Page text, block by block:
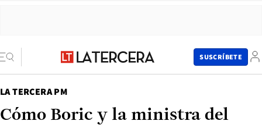
SUSCRÍBETE
LA TERCERA PM
Cómo Boric y la ministra del